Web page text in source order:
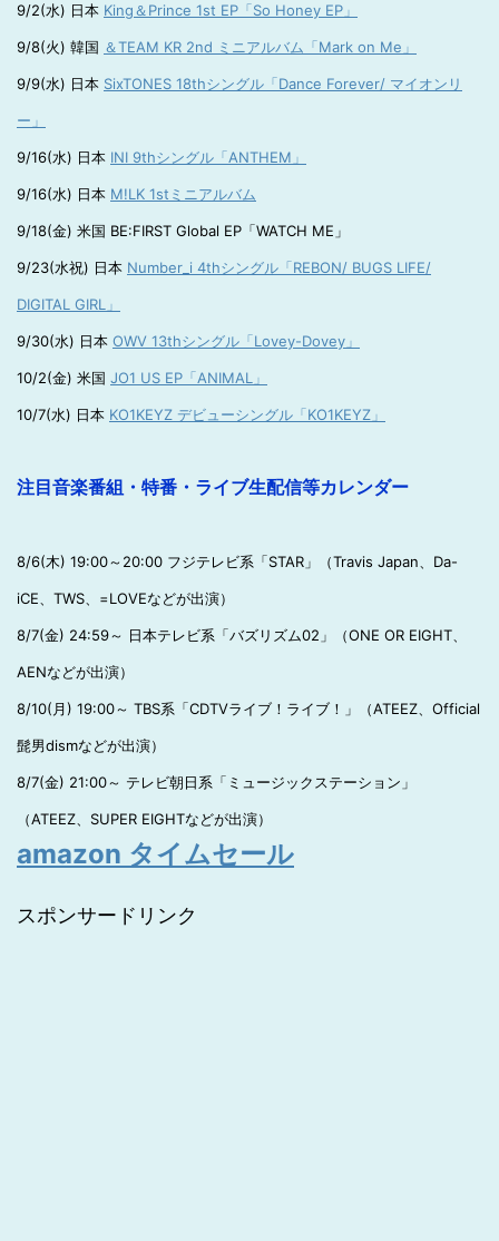
9/2(水) 日本 King＆Prince 1st EP「So Honey EP」
9/8(火) 韓国 ＆TEAM KR 2nd ミニアルバム「Mark on Me」
9/9(水) 日本 SixTONES 18thシングル「Dance Forever/ マイオンリ
ー」
9/16(水) 日本 INI 9thシングル「ANTHEM」
9/16(水) 日本 M!LK 1stミニアルバム
9/18(金) 米国 BE:FIRST Global EP「WATCH ME」
9/23(水祝) 日本 Number_i 4thシングル「REBON/ BUGS LIFE/
DIGITAL GIRL」
9/30(水) 日本 OWV 13thシングル「Lovey-Dovey」
10/2(金) 米国 JO1 US EP「ANIMAL」
10/7(水) 日本 KO1KEYZ デビューシングル「KO1KEYZ」
注目音楽番組・特番・ライブ生配信等カレンダー
8/6(木) 19:00～20:00 フジテレビ系「STAR」（Travis Japan、Da-
iCE、TWS、=LOVEなどが出演）
8/7(金) 24:59～ 日本テレビ系「バズリズム02」（ONE OR EIGHT、
AENなどが出演）
8/10(月) 19:00～ TBS系「CDTVライブ！ライブ！」（ATEEZ、Official
髭男dismなどが出演）
8/7(金) 21:00～ テレビ朝日系「ミュージックステーション」
（ATEEZ、SUPER EIGHTなどが出演）
amazon タイムセール
スポンサードリンク